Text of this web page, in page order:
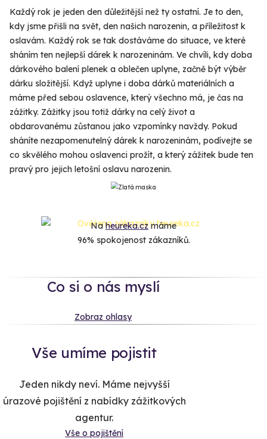
Každý rok je jeden den důležitější než ty ostatní. Je to den,
kdy jsme přišli na svět, den našich narozenin, a příležitost k
oslavám. Každý rok se tak dostáváme do situace, ve které
sháním ten nejlepší dárek k narozeninám. Ve chvíli, kdy doba
dárkového balení plenek a oblečen uplyne, začně být výběr
dárku složitější. Když uplyne i doba dárků materiálních a
máme před sebou oslavence, který všechno má, je čas na
zážitky. Zážitky jsou totiž dárky na celý život a
obdarovanému zůstanou jako vzpomínky navždy. Pokud
sháníte nezapomenutelný dárek k narozeninám, podívejte se
co skvělého mohou oslavenci prožít, a který zážitek bude ten
pravý pro jejich letošní oslavu narozenin.
Naheureka.czmáme
96% spokojenost zákazníků.
Co si o nás myslí
Zobraz ohlasy
Vše umíme pojistit
Jeden nikdy neví. Máme nejvyšší
úrazové pojištění z nabídky zážitkových
agentur.
Vše o pojištění